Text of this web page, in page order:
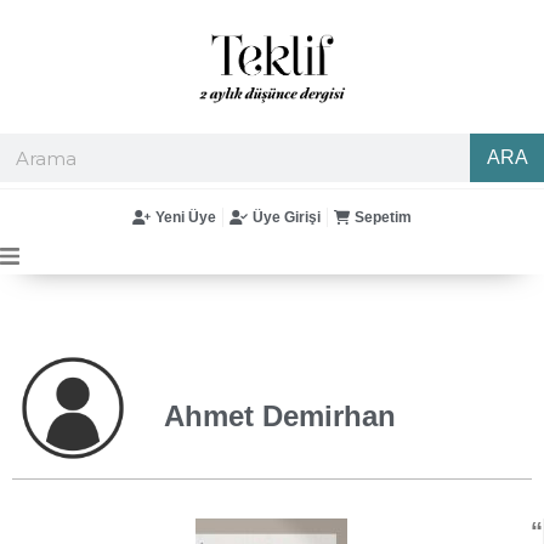
ARA
Yeni Üye Üye Girişi Sepetim
Ahmet Demirhan
“